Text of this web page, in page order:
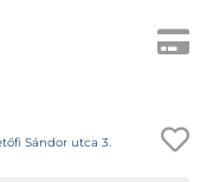
Sándor utca 3.